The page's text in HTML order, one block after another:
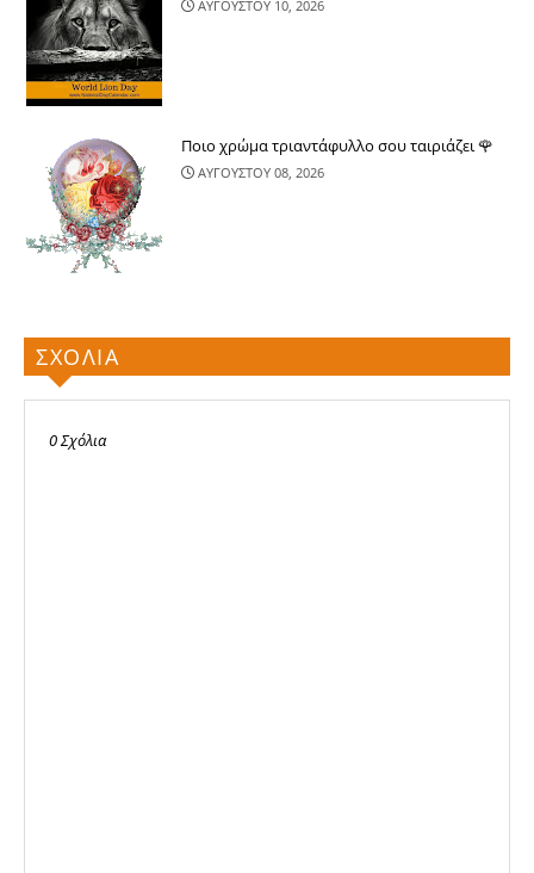
ΑΥΓΟΥΣΤΟΥ 10, 2026
Ποιο χρώμα τριαντάφυλλο σου ταιριάζει 🌹
ΑΥΓΟΥΣΤΟΥ 08, 2026
ΣΧΟΛΙΑ
0 Σχόλια